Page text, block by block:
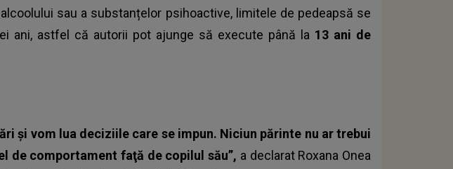
sau a substanțelor psihoactive, limitele de pedeapsă se
ani, astfel că autorii pot ajunge să execute până la 13 ani de
şi vom lua deciziile care se impun. Niciun părinte nu ar trebui
de comportament faţă de copilul său”, a declarat Roxana Onea